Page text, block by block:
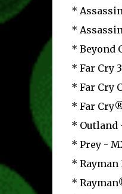
*
*
* Beyond
* Far Cry
* Far Cry
* Far
* Outland
* Prey -
* Rayman
*